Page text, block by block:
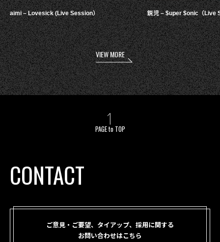
aimi – Lovesick (Live Session） 鋭児 – $uper $onic（Live
VIEW MORE
PAGE to TOP
CONTACT
ご意見・ご要望、タイアップ、採用に関する
お問い合わせはこちら